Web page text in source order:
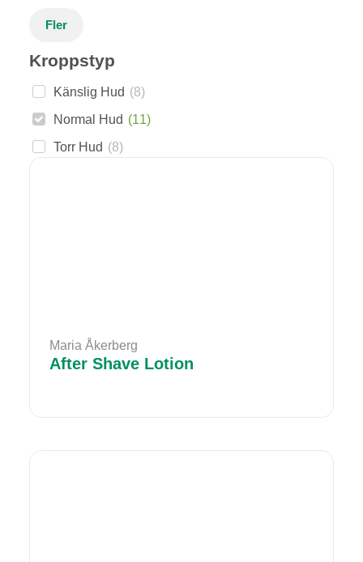
Fler
Kroppstyp
Känslig Hud (8)
Normal Hud (11)
Torr Hud (8)
Maria Åkerberg
After Shave Lotion